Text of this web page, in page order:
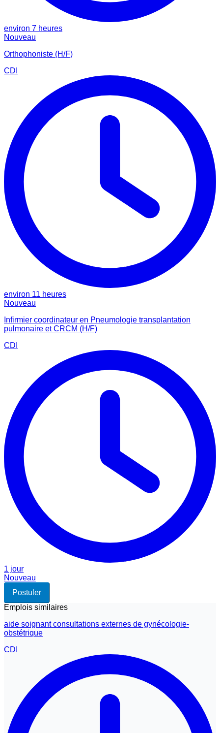
environ 7 heures
Nouveau
Orthophoniste (H/F)
CDI
environ 11 heures
Nouveau
Infirmier coordinateur en Pneumologie transplantation
pulmonaire et CRCM (H/F)
CDI
1 jour
Nouveau
Postuler
Emplois similaires
aide soignant consultations externes de gynécologie-
obstétrique
CDI